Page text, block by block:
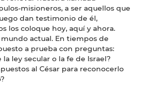
misioneros, a ser aquellos que
dan testimonio de él,
los coloque hoy, aquí y ahora.
actual. En tiempos de
a prueba con preguntas:
ley secular o la fe de Israel?
al César para reconocerlo